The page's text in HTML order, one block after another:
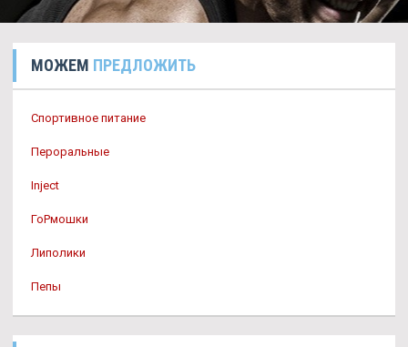
МОЖЕМ ПРЕДЛОЖИТЬ
Спортивное питание
Пероральные
Inject
ГоРмошки
Липолики
Пепы